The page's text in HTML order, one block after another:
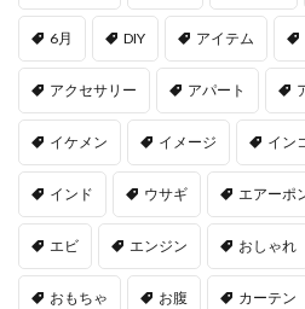
6月 DIY アイテム
アクセサリー アパート
イケメン イメージ イン
インド ウサギ エアーポ
エビ エンジン おしゃれ
おもちゃ お腹 カーテン